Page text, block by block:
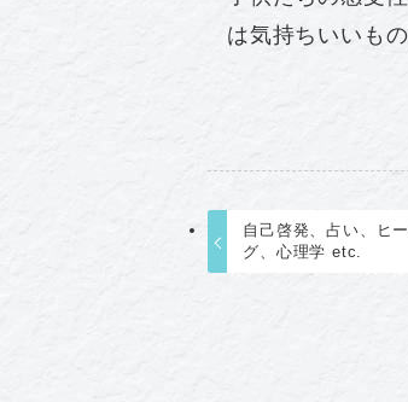
は気持ちいいも
自己啓発、占い、ヒ
グ、心理学 etc.